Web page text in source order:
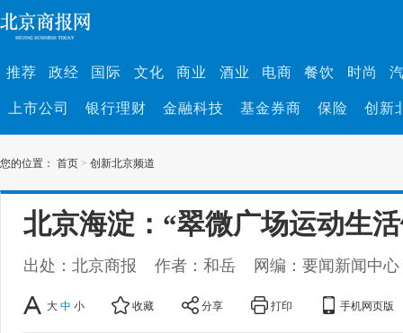
推荐 政经 国际 文化 商业 酒业 电商 餐饮 时尚
上市公司 银行理财 金融科技 基金券商 保险 创新
您的位置： 首页 > 创新北京频道
北京海淀：“翠微广场运动生
出处：北京商报 作者：和岳 网编：要闻新闻中心
大 中 小 收藏 分享 打印 手机网页版